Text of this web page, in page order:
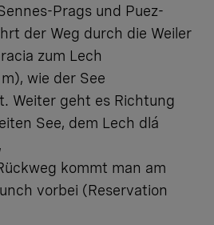
Prags und Puez-
der Weg durch die Weiler
zum Lech
wie der See
Weiter geht es Richtung
See, dem Lech dlá
kommt man am
vorbei (Reservation